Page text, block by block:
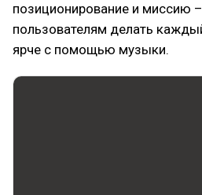
позиционирование и миссию
пользователям делать
ярче с помощью музыки.